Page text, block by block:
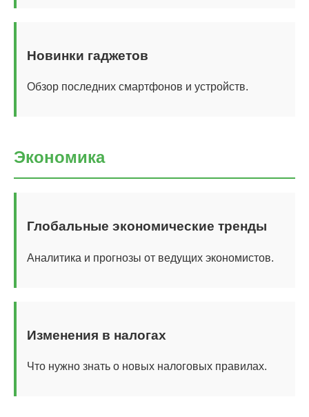
Новинки гаджетов
Обзор последних смартфонов и устройств.
Экономика
Глобальные экономические тренды
Аналитика и прогнозы от ведущих экономистов.
Изменения в налогах
Что нужно знать о новых налоговых правилах.